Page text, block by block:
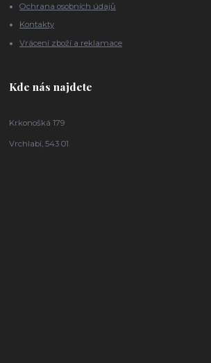
Ochrana osobních údajů
Kontakty
Vrácení zboží a reklamace
Kde nás najdete
Krkonošká 179
Vrchlabí, 543 01